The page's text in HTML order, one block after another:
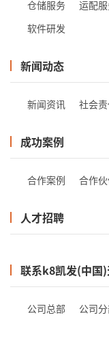
仓储服务 运配
软件研发
新闻动态
新闻资讯 社会
成功案例
合作案例 合作
人才招聘
联系k8凯发(中国
公司总部 公司